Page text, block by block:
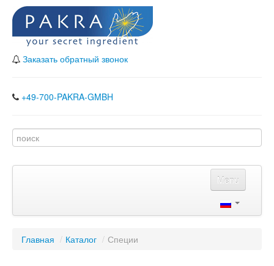
Заказать обратный звонок
+49-700-PAKRA-GMBH
Menu
Главная / Каталог / Специи